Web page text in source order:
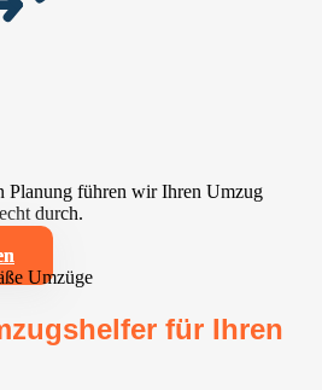
Planung führen wir Ihren Umzug
durch.
für Ihren